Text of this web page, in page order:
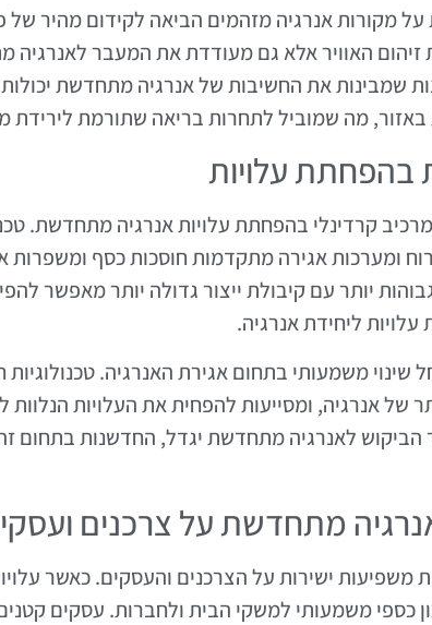
מקורות אנרגיה מזהמים הביאה לקידום מהיר של
האוויר אלא גם מעודדת את המעבר לאנרגיה
שמבינות את החשיבות של אנרגיה מתחדשת
באזור, מה שמוביל לתחרות בריאה שתורמת לירידת
בהפחתת עלויות
קרדינלי בהפחתת עלויות אנרגיה מתחדשת.
רוח ומערכות אגירה מתקדמות חוסכות כסף ומשפרות
יותר עם קיבולת ייצור גדולה יותר מאפשר
ליחידת אנרגיה.
שינוי משמעותי בתחום אגירת האנרגיה. טכנולוגיות
של אנרגיה, ומסייעות להפחית את העלויות הנלוות
לאנרגיה מתחדשת יגדל, החדשנות בתחום זה
מתחדשת על צרכנים
משפיעות ישירות על הצרכנים והעסקים. כאשר
כספי משמעותי למשקי הבית ולחברות. עסקים